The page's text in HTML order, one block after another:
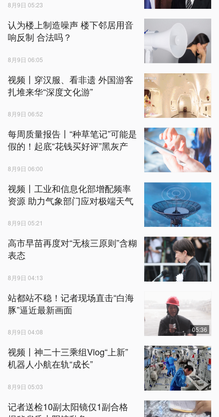
8月9日 05:23
认为楼上制造噪声 楼下邻居用音
响反制 合法吗？
8月9日 06:05
视频丨穿汉服、看非遗 外国游客
扎堆来华“深度文化游”
8月9日 06:52
每周质量报告丨“种草笔记”可能是
假的！起底“花钱买好评”黑灰产
8月9日 06:00
视频丨工业和信息化部增配频率
资源 助力气象部门应对极端天气
8月9日 05:21
高市早苗再度对“无核三原则”含糊
表态
8月9日 04:13
站都站不稳！记者现场直击“白海
豚”逼近最新画面
8月9日 04:08 05:36
视频丨神二十三乘组Vlog“上新”
机器人小航在轨“成长”
8月9日 05:03
记者送检10副太阳镜仅1副合格